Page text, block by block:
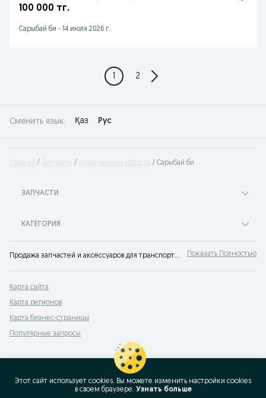
100 000 тг.
Сарыбай би - 14 июля 2026 г.
1 2
Сменить язык: Қаз Рус
Главная Запчасти Алматинская область Сарыбай би
ЗАПЧАСТИ
КАТЕГОРИЯ
Продажа запчастей и аксессуаров для транспорта Сарыбай би ✔️ Купить новые и б/у автоаксессуары и автозапчасти по низкой цене ⭐ Самые выгодные предложения ждут тебя на OLX! Показать Полностью
Карта сайта
Карта регионов
Карта бизнес-страницы
Популярные запросы
Этот сайт использует cookies. Вы можете изменить настройки cookies
в своeм браузере. Узнать больше